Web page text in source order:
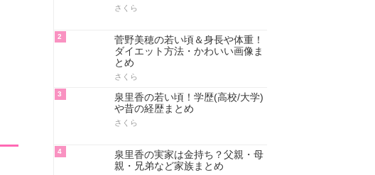
さくら
2
菅野美穂の若い頃＆身長や体重！
ダイエット方法・かわいい画像ま
とめ
さくら
3
泉里香の若い頃！学歴(高校/大学)
や昔の経歴まとめ
さくら
4
泉里香の実家は金持ち？父親・母
親・兄弟など家族まとめ